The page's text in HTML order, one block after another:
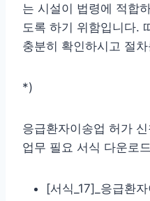
는 시설이 법령에 적합
도록 하기 위함입니다.
충분히 확인하시고 절
*)
응급환자이송업 허가 신
업무 필요 서식 다운로
[서식_17]_응급환